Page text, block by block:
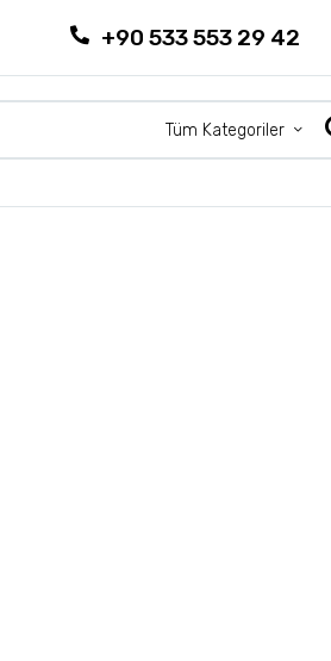
+90 533 553 29 42
Tüm Kategoriler